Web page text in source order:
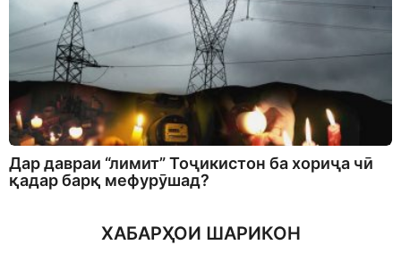
Дар давраи “лимит” Тоҷикистон ба хориҷа чӣ
қадар барқ мефурӯшад?
ХАБАРҲОИ ШАРИКОН